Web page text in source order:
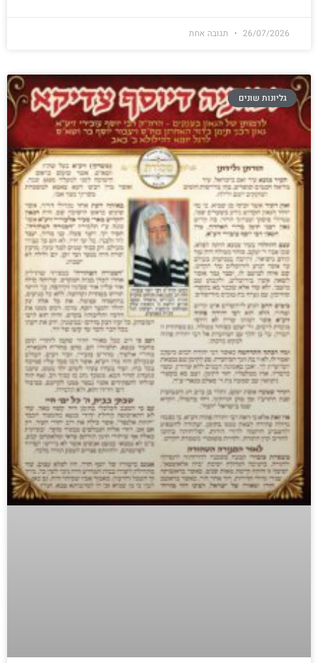
26/07/2026 תגובה אחת
גליונות שונים